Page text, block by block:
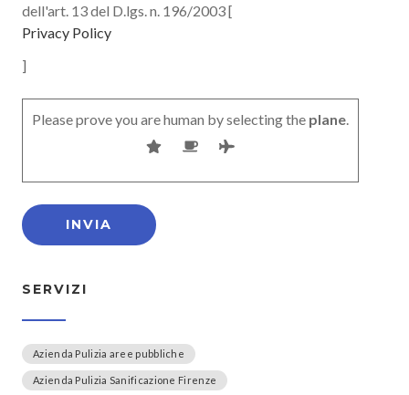
dell'art. 13 del D.lgs. n. 196/2003 [
Privacy Policy
]
Please prove you are human by selecting the plane
SERVIZI
Azienda Pulizia aree pubbliche
Azienda Pulizia Sanificazione Firenze